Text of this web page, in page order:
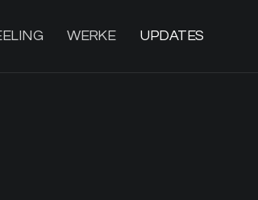
WERKE UPDATES